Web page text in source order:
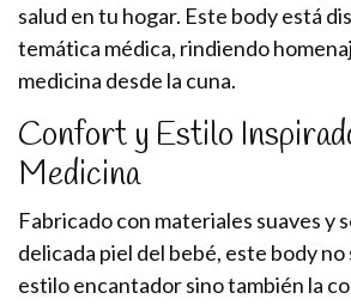
salud en tu hogar. Este body está
temática médica, rindiendo
medicina desde la cuna.
Confort y Estilo
Medicina
Fabricado con materiales suaves y
delicada piel del bebé, este body
estilo encantador sino también la